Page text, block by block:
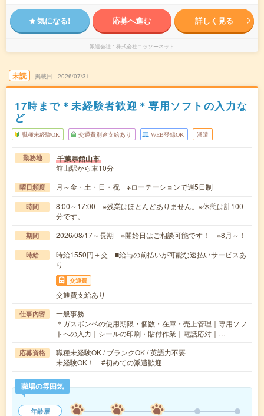
気になる! 応募へ進む 詳しく見る
派遣会社 株式会社ニッソーネット
未読 掲載日 2026/07/31
17時まで＊未経験者歓迎＊専用ソフトの入力な
ど
職種未経験OK 交通費別途支給あり WEB登録OK 派遣
勤務地 千葉県館山市
館山駅から車10分
曜日頻度 月～金・土・日・祝 ※ローテーションで週5日制
時間
8:00～17:00 ※残業はほとんどありません。※休憩は計100
分です。
期間 2026/08/17～長期 ※開始日はご相談可能です！ ※8月～！
時給
時給1550円＋交 ■給与の前払いが可能な速払いサービスあ
り
交通費
交通費支給あり
仕事内容
一般事務
＊ガスボンベの使用期限・個数・在庫・売上管理｜専用ソフ
トへの入力｜シールの印刷・貼付作業｜電話応対｜…
応募資格
職種未経験OK / ブランクOK / 英語力不要
未経験OK！ #初めての派遣歓迎
職場の雰囲気
年齢層